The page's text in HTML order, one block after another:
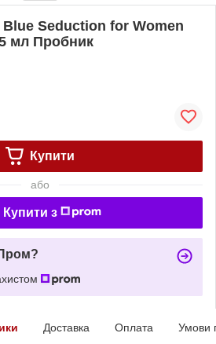
Seduction for Women
мл Пробник
Купити
або
Купити з
Доставка Оплата Умови